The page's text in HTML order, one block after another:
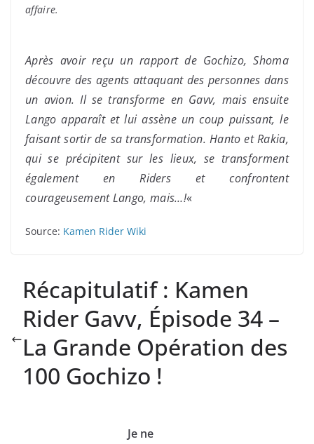
affaire.
Après avoir reçu un rapport de Gochizo, Shoma
découvre des agents attaquant des personnes dans
un avion. Il se transforme en Gavv, mais ensuite
Lango apparaît et lui assène un coup puissant, le
faisant sortir de sa transformation. Hanto et Rakia,
qui se précipitent sur les lieux, se transforment
également en Riders et confrontent
courageusement Lango, mais…!«
Source: Kamen Rider Wiki
Récapitulatif : Kamen
Rider Gavv, Épisode 34 –
La Grande Opération des
100 Gochizo !
Je ne